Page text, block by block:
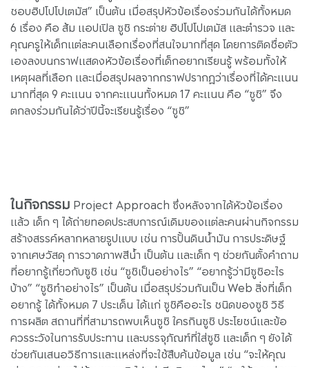
ชอบฮิปโปโปเตมัส” เป็นต้น เมื่อสรุปหัวข้อเรื่องร่วมกันได้ทั้งหมด
6 เรื่อง คือ ส้ม แอปเปิล ซูชิ กระต่าย ฮิปโปโปเตมัส และตำรวจ และ
คุณครูให้เด็กแต่ละคนเลือกเรื่องที่สนใจมากที่สุด โดยการติดชื่อตัว
เองลงบนกราฟแสดงหัวข้อเรื่องที่เด็กอยากเรียนรู้ พร้อมทั้งให้
เหตุผลที่เลือก และเมื่อสรุปผลจากกราฟปรากฏว่าเรื่องที่ได้คะแนน
มากที่สุด 9 คะแนน จากคะแนนทั้งหมด 17 คะแนน คือ “ซูชิ” จึง
ตกลงร่วมกันได้ว่าปีนี้จะเรียนรู้เรื่อง “ซูชิ”
ในกิจกรรม Project Approach ซึ่งหลังจากได้หัวข้อเรื่อง
แล้ว เด็ก ๆ ได้ถ่ายทอดประสบการณ์เดิมของแต่ละคนผ่านกิจกรรม
สร้างสรรค์หลากหลายรูปแบบ เช่น การปั้นดินน้ำมัน การประดิษฐ์
จากเศษวัสดุ การวาดภาพสีน้ำ เป็นต้น และเด็ก ๆ ช่วยกันตั้งคำถาม
ที่อยากรู้เกี่ยวกับซูชิ เช่น “ซูชิเป็นอย่างไร” “อยากรู้ว่ามีซูชิอะไร
บ้าง” “ซูชิทำอย่างไร” เป็นต้น เมื่อสรุปร่วมกันเป็น Web สิ่งที่เด็ก
อยากรู้ ได้ทั้งหมด 7 ประเด็น ได้แก่ ซูชิคืออะไร ชนิดของซูชิ วิธี
การผลิต สถานที่ที่สามารถพบเห็นซูชิ ใครกินซูชิ ประโยชน์และข้อ
ควรระวังในการรับประทาน และบรรจุภัณฑ์ที่ใส่ซูชิ และเด็ก ๆ ยังได้
ช่วยกันเสนอวิธีการและแหล่งที่จะใช้สืบค้นข้อมูล เช่น “จะให้คุณ